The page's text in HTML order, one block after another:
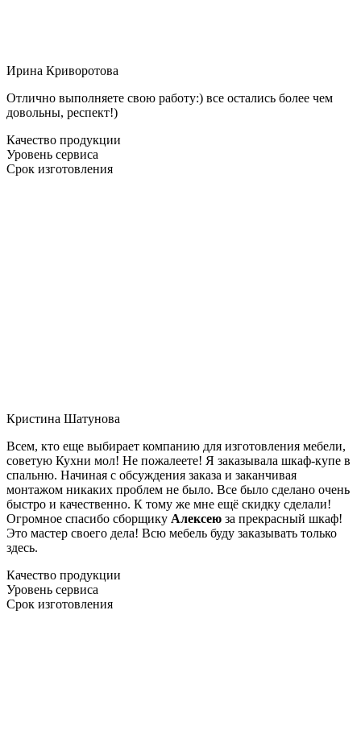
Ирина Криворотова
Отлично выполняете свою работу:) все остались более чем
довольны, респект!)
Качество продукции
Уровень сервиса
Срок изготовления
Кристина Шатунова
Всем, кто еще выбирает компанию для изготовления мебели,
советую Кухни мол! Не пожалеете! Я заказывала шкаф-купе в
спальню. Начиная с обсуждения заказа и заканчивая
монтажом никаких проблем не было. Все было сделано очень
быстро и качественно. К тому же мне ещё скидку сделали!
Огромное спасибо сборщику Алексею за прекрасный шкаф!
Это мастер своего дела! Всю мебель буду заказывать только
здесь.
Качество продукции
Уровень сервиса
Срок изготовления